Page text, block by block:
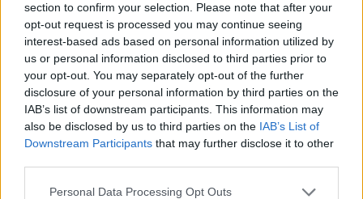
section to confirm your selection. Please note that after your
opt-out request is processed you may continue seeing
interest-based ads based on personal information utilized by
us or personal information disclosed to third parties prior to
your opt-out. You may separately opt-out of the further
disclosure of your personal information by third parties on the
IAB’s list of downstream participants. This information may
also be disclosed by us to third parties on the IAB’s List of
Downstream Participants that may further disclose it to other
Please note that this website/app uses one or more Google
Personal Data Processing Opt Outs
ασθενοφόρα που ήρθαν μετά μετέφεραν
νεκρούς. Αυτό ήταν το πιο δύσκολο κομμάτι
για μας. Απ’ ότι μάθαμε, και όσα βλέπαμε,
ήταν όλα νέα παιδιά, κάτω από 30 ετών
Αυτό από μόνο του μάς φόρτισε πολύ
συναισθηματικά», τόνισε και συμπλήρωσε
ότι, «τις πρώτες ώρες ήμασταν αντιμέτωποι
με το χάος γιατίδεν ξέραμε με τι είχαμε να
κάνουμε
. Κανείς δεν ήξερε και δεν